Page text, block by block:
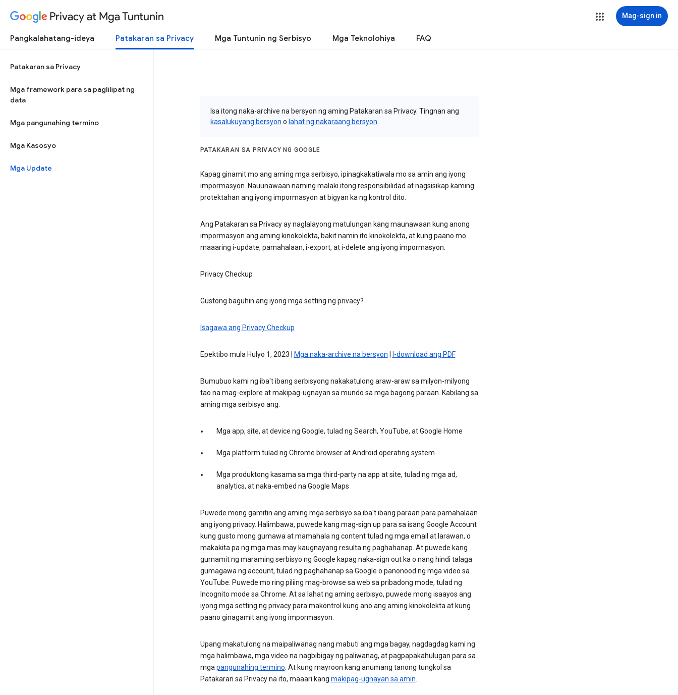
Privacy at Mga Tuntunin Mag-sign in
Pangkalahatang-ideya Patakaran sa Privacy Mga Tuntunin ng Serbisyo Mga Teknolohiya FAQ
Patakaran sa Privacy
Mga framework para sa paglilipat ng
data
Mga pangunahing termino
Mga Kasosyo
Mga Update
Isa itong naka-archive na bersyon ng aming Patakaran sa Privacy. Tingnan ang
kasalukuyang bersyon o lahat ng nakaraang bersyon
PATAKARAN SA PRIVACY NG GOOGLE
Kapag ginamit mo ang aming mga serbisyo, ipinagkakatiwala mo sa amin ang iyong
impormasyon. Nauunawaan naming malaki itong responsibilidad at nagsisikap kaming
protektahan ang iyong impormasyon at bigyan ka ng kontrol dito.
Ang Patakaran sa Privacy ay naglalayong matulungan kang maunawaan kung anong
impormasyon ang aming kinokolekta, bakit namin ito kinokolekta, at kung paano mo
maaaring i-update, pamahalaan, i-export, at i-delete ang iyong impormasyon.
Privacy Checkup
Gustong baguhin ang iyong mga setting ng privacy?
Isagawa ang Privacy Checkup
Epektibo mula Hulyo 1, 2023 | Mga naka-archive na bersyon I-download ang PDF
Bumubuo kami ng iba't ibang serbisyong nakakatulong araw-araw sa milyon-milyong
tao na mag-explore at makipag-ugnayan sa mundo sa mga bagong paraan. Kabilang sa
aming mga serbisyo ang:
Mga app, site, at device ng Google, tulad ng Search, YouTube, at Google Home
Mga platform tulad ng Chrome browser at Android operating system
Mga produktong kasama sa mga third-party na app at site, tulad ng mga ad,
analytics, at naka-embed na Google Maps
Puwede mong gamitin ang aming mga serbisyo sa iba't ibang paraan para pamahalaan
ang iyong privacy. Halimbawa, puwede kang mag-sign up para sa isang Google Account
kung gusto mong gumawa at mamahala ng content tulad ng mga email at larawan, o
makakita pa ng mga mas may kaugnayang resulta ng paghahanap. At puwede kang
gumamit ng maraming serbisyo ng Google kapag naka-sign out ka o nang hindi talaga
gumagawa ng account, tulad ng paghahanap sa Google o panonood ng mga video sa
YouTube. Puwede mo ring piliing mag-browse sa web sa pribadong mode, tulad ng
Incognito mode sa Chrome. At sa lahat ng aming serbisyo, puwede mong isaayos ang
iyong mga setting ng privacy para makontrol kung ano ang aming kinokolekta at kung
paano ginagamit ang iyong impormasyon.
Upang makatulong na maipaliwanag nang mabuti ang mga bagay, nagdagdag kami ng
mga halimbawa, mga video na nagbibigay ng paliwanag, at pagpapakahulugan para sa
mgapangunahing termino. At kung mayroon kang anumang tanong tungkol sa
Patakaran sa Privacy na ito, maaari kang makipag-ugnayan sa amin.